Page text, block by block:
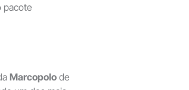
pacote
Marcopolo de